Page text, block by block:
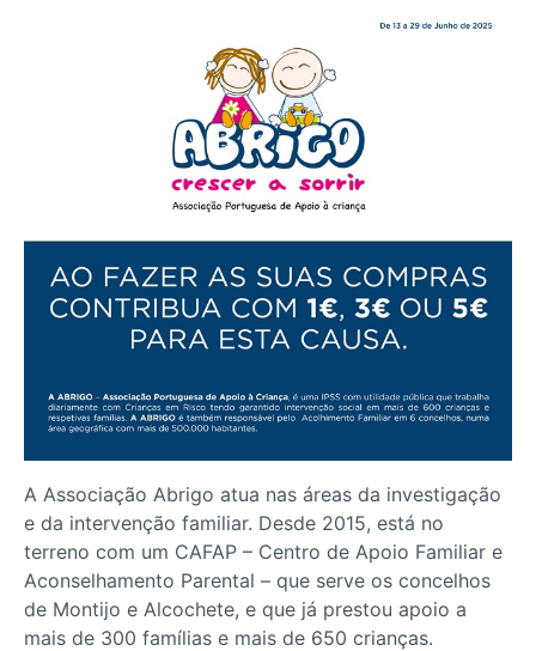
A Associação Abrigo atua nas áreas da investigação
e da intervenção familiar. Desde 2015, está no
terreno com um CAFAP – Centro de Apoio Familiar e
Aconselhamento Parental – que serve os concelhos
de Montijo e Alcochete, e que já prestou apoio a
mais de 300 famílias e mais de 650 crianças.